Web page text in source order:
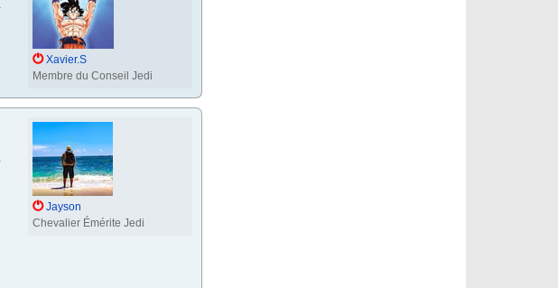
Xavier.S
Membre du Conseil Jedi
Jayson
Chevalier Émérite Jedi